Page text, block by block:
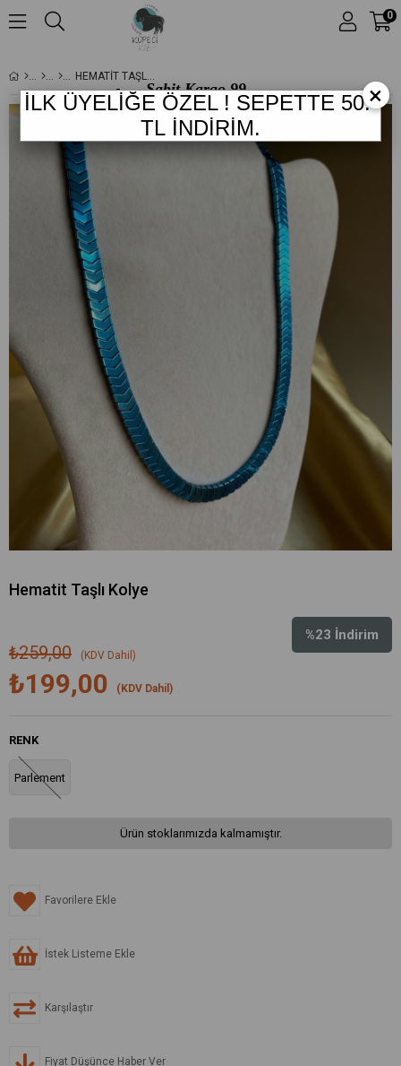
Sabit Kargo99.-
TL *1.249 TLve
Üzeri Ücretsiz Kargo
0
HEMATIT TAŞLI KOLYE
Hematit Taşlı Kolye
%23 İndirim
₺259,00 (KDV Dahil)
₺199,00 (KDV Dahil)
RENK
Parlement
Ürün stoklarımızda kalmamıştır.
Favorilere Ekle
İstek Listeme Ekle
Karşılaştır
Fiyat Düşünce Haber Ver
×
İLK ÜYELİĞE ÖZEL ! SEPETTE 50.-
TL İNDİRİM.